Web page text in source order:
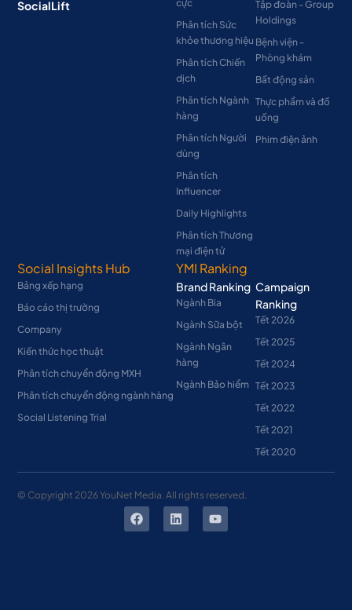
SocialLift
cực
Phân tích Sức
khỏe thương hiệu
Phân tích Chiến
dịch
Phân tích Ngành
hàng
Phân tích Người
dùng
Phân tích
Influencer
Daily Highlights
Phân tích Thương
mại điện tử
Tập đoàn - Group
Holdings
Bệnh viện -
Phòng khám
Bất động sản
Thực phẩm và đồ
uống
Phim điện ảnh
Social Insights Hub
Bảng xếp hạng
Báo cáo thị trường
Company
Kiến thức học thuật
Phân tích chuyển động MXH
Phân tích chuyển động ngành hàng
Social Listening Trial
YMI Ranking
Brand Ranking
Ngành Bia
Ngành Sữa bột
Ngành Ngân
hàng
Ngành Bảo hiểm
Campaign
Ranking
Tết 2026
Tết 2025
Tết 2024
Tết 2023
Tết 2022
Tết 2021
Tết 2020
© Copyright 2026YouNet Media. All rights reserved.